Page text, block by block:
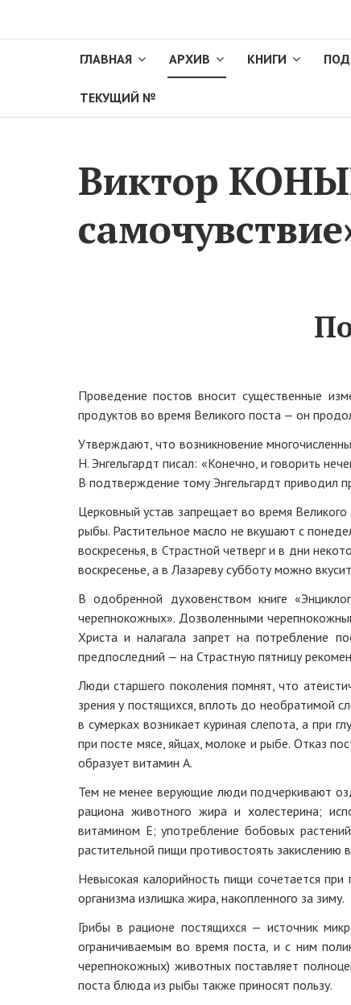
ГЛАВНАЯ АРХИВ КНИГИ
ТЕКУЩИЙ №
Виктор
Проведение постов вносит существенные
продуктов во время Великого поста — он
Утверждают, что возникновение
Н. Энгельгардт писал: «Конечно, и говорить
В подтверждение тому Энгельгардт приводил
Церковный устав запрещает во время
рыбы. Растительное масло не вкушают с
воскресенья, в Страстной четверг и в дни
воскресенье, а в Лазареву субботу можно
В одобренной духовенством книге
черепнокожных». Дозволенными
Христа и налагала запрет на потребление
предпоследний — на Страстную пятницу
Люди старшего поколения помнят, что
зрения у постящихся, вплоть до необратимой
в сумерках возникает куриная слепота, а при
при посте мясе, яйцах, молоке и рыбе. Отказ
образует витамин А.
Тем не менее верующие люди подчеркивают
рациона животного жира и холестерина;
витамином Е; употребление бобовых
растительной пищи противостоять
Невысокая калорийность пищи сочетается
организма излишка жира, накопленного за зиму.
Грибы в рационе постящихся — источник
ограничиваемым во время поста, и с ним
черепнокожных) животных поставляет
поста блюда из рыбы также приносят пользу.